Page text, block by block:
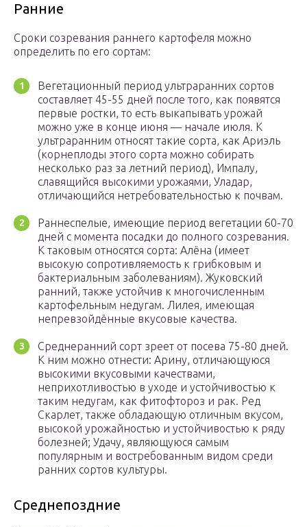
Ранние
Сроки созревания раннего картофеля можно
определить по его сортам:
Вегетационный период ультраранних сортов
составляет 45-55 дней после того, как появятся
первые ростки, то есть выкапывать урожай
можно уже в конце июня — начале июля. К
ультраранним относят такие сорта, как Ариэль
(корнеплоды этого сорта можно собирать
несколько раз за летний период), Импалу,
славящийся высокими урожаями, Уладар,
отличающийся нетребовательностью к почвам.
Раннеспелые, имеющие период вегетации 60-70
дней с момента посадки до полного созревания.
К таковым относятся сорта: Алёна (имеет
высокую сопротивляемость к грибковым и
бактериальным заболеваниям). Жуковский
ранний, также устойчив к многочисленным
картофельным недугам. Лилея, имеющая
непревзойдённые вкусовые качества.
Среднеранний сорт зреет от посева 75-80 дней.
К ним можно отнести: Арину, отличающуюся
высокими вкусовыми качествами,
неприхотливостью в уходе и устойчивостью к
таким недугам, как фитофтороз и рак. Ред
Скарлет, также обладающую отличным вкусом,
высокой урожайностью и устойчивостью к ряду
болезней; Удачу, являющуюся самым
популярным и востребованным видом среди
ранних сортов культуры.
Среднепоздние